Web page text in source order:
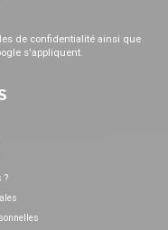
de confidentialitéainsi que
s'appliquent.
?